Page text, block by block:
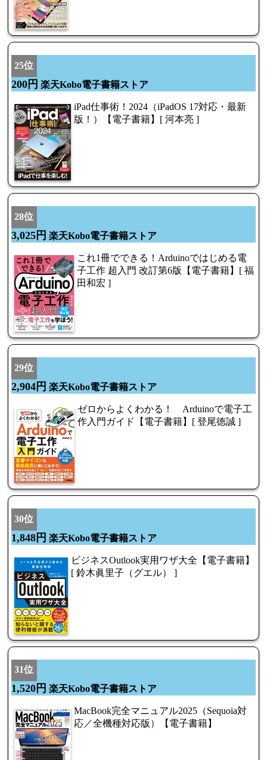
25位
200円 楽天Kobo電子書籍ストア
iPad仕事術！2024（iPadOS 17対応・最新
版！）【電子書籍】[ 河本亮 ]
28位
3,025円 楽天Kobo電子書籍ストア
これ1冊でできる！Arduinoではじめる電
子工作 超入門 改訂第6版【電子書籍】[ 福
田和宏 ]
29位
2,904円 楽天Kobo電子書籍ストア
ゼロからよくわかる！ Arduinoで電子工
作入門ガイド【電子書籍】[ 登尾徳誠 ]
30位
1,848円 楽天Kobo電子書籍ストア
ビジネスOutlook実用ワザ大全【電子書籍】
[ 鈴木眞里子（グエル） ]
31位
1,520円 楽天Kobo電子書籍ストア
MacBook完全マニュアル2025（Sequoia対
応／全機種対応版）【電子書籍】